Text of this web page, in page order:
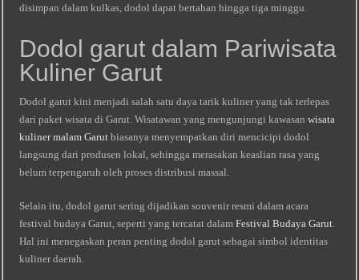
disimpan dalam kulkas, dodol dapat bertahan hingga tiga minggu.
Dodol garut dalam Pariwisata
Kuliner Garut
Dodol garut kini menjadi salah satu daya tarik kuliner yang tak terlepas
dari paket wisata di Garut. Wisatawan yang mengunjungi kawasanwisata
kuliner malam Garut biasanya menyempatkan diri mencicipi dodol
langsung dari produsen lokal, sehingga merasakan keaslian rasa yang
belum terpengaruh oleh proses distribusi massal.
Selain itu, dodol garut sering dijadikan souvenir resmi dalam acara
festival budaya Garut, seperti yang tercatat dalamFestival Budaya Garut
Hal ini menegaskan peran penting dodol garut sebagai simbol identitas
kuliner daerah.